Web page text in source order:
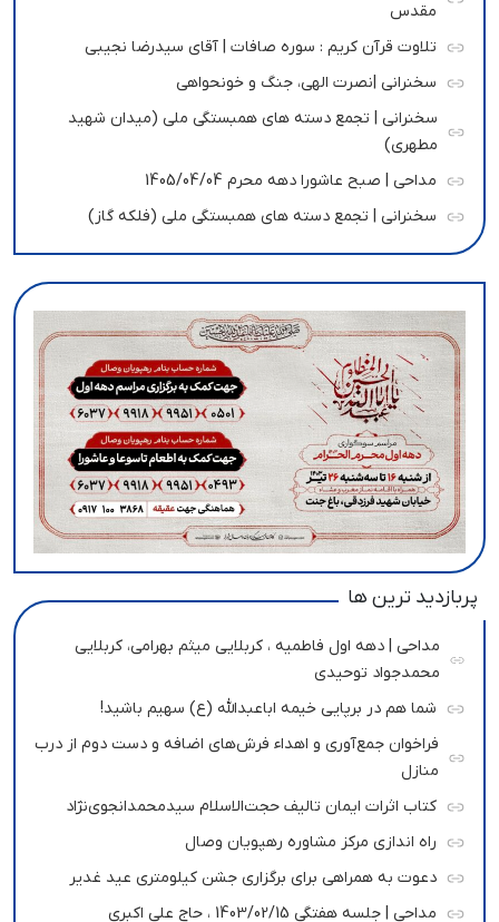
مقدس
تلاوت قرآن کریم : سوره صافات | آقای سیدرضا نجیبی
سخنرانی |نصرت الهی، جنگ و خونحواهی
سخنرانی | تجمع دسته های همبستگی ملی (میدان شهید
مطهری)
مداحی | صبح عاشورا دهه محرم 1405/04/04
سخنرانی | تجمع دسته های همبستگی ملی (فلکه گاز)
پربازدید ترین ها
مداحی | دهه اول فاطمیه ، کربلایی میثم بهرامی، کربلایی
محمدجواد توحیدی
شما هم در برپایی خیمه اباعبدالله (ع) سهیم باشید!
فراخوان جمع‌آوری و اهداء فرش‌های اضافه و دست دوم از درب
منازل
کتاب اثرات ایمان تالیف حجت‌الاسلام سیدمحمدانجوی‌نژاد
راه اندازی مرکز مشاوره رهپویان وصال
دعوت به همراهی برای برگزاری جشن کیلومتری عید غدیر
مداحی | جلسه هفتگی 1403/02/15 ، حاج علی اکبری